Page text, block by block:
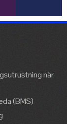
när
(BMS)